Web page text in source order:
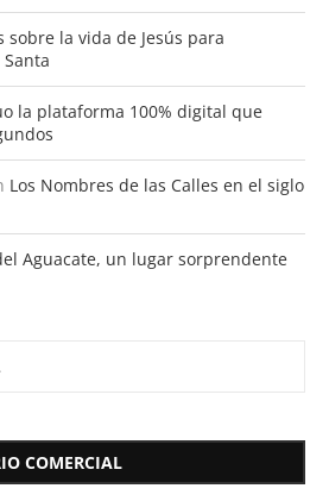
sobre la vida de Jesús para
la plataforma 100% digital que
Los Nombres de las Calles en el siglo
Aguacate, un lugar sorprendente
COMERCIAL